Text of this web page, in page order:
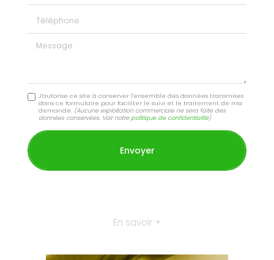
Message
J'autorise ce site à conserver l'ensemble des données transmises
dans ce formulaire pour faciliter le suivi et le traitement de ma
demande. (Aucune exploitation commerciale ne sera faite des
données conservées. Voir notrepolitique de confidentialité)
En savoir +